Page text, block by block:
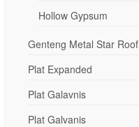
Hollow Gypsum
Genteng Metal Star Roof
Plat Expanded
Plat Galavnis
Plat Galvanis